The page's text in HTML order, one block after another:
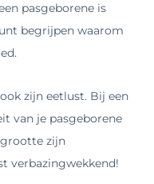
pasgeborene is
begrijpen waarom
zijn eetlust. Bij een
van je pasgeborene
zijn
verbazingwekkend!